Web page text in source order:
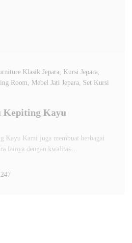
Klasik Jepara, Kursi Jepara,
Room, Mebel Jati Jepara, Set Kursi
Kepiting Kayu
Kayu Kami juga membuat berbagai
lainya dengan kwalitas…